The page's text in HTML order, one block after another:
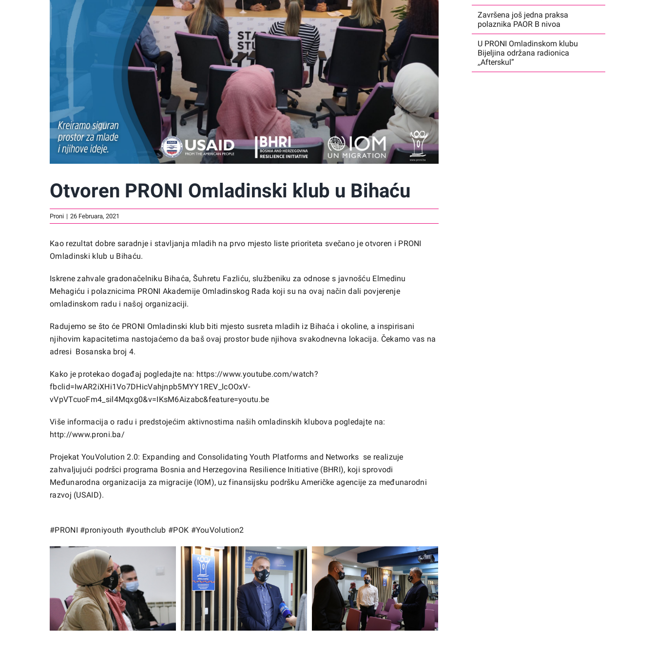
Otvoren PRONI Omladinski klub u Bihaću
Proni | 26 Februara, 2021
Kao rezultat dobre saradnje i stavljanja mladih na prvo mjesto liste prioriteta svečano je otvoren i PRONI
Omladinski klub u Bihaću.
Iskrene zahvale gradonačelniku Bihaća, Šuhretu Fazliću, službeniku za odnose s javnošću Elmedinu
Mehagiću i polaznicima PRONI Akademije Omladinskog Rada koji su na ovaj način dali povjerenje
omladinskom radu i našoj organizaciji.
Radujemo se što će PRONI Omladinski klub biti mjesto susreta mladih iz Bihaća i okoline, a inspirisani
njihovim kapacitetima nastojaćemo da baš ovaj prostor bude njihova svakodnevna lokacija. Čekamo vas na
adresi Bosanska broj 4.
Kako je protekao događaj pogledajte na: https://www.youtube.com/watch?
fbclid=IwAR2iXHi1Vo7DHicVahjnpb5MYY1REV_lcOOxV-
vVpVTcuoFm4_sil4Mqxg0&v=IKsM6Aizabc&feature=youtu.be
Više informacija o radu i predstojećim aktivnostima naših omladinskih klubova pogledajte na:
http://www.proni.ba/
Projekat YouVolution 2.0: Expanding and Consolidating Youth Platforms and Networks se realizuje
zahvaljujući podršci programa Bosnia and Herzegovina Resilience Initiative (BHRI), koji sprovodi
Međunarodna organizacija za migracije (IOM), uz finansijsku podršku Američke agencije za međunarodni
razvoj (USAID).
#PRONI #proniyouth #youthclub #POK #YouVolution2
Završena još jedna praksa
polaznika PAOR B nivoa
U PRONI Omladinskom klubu
Bijeljina održana radionica
,,Afterskul”